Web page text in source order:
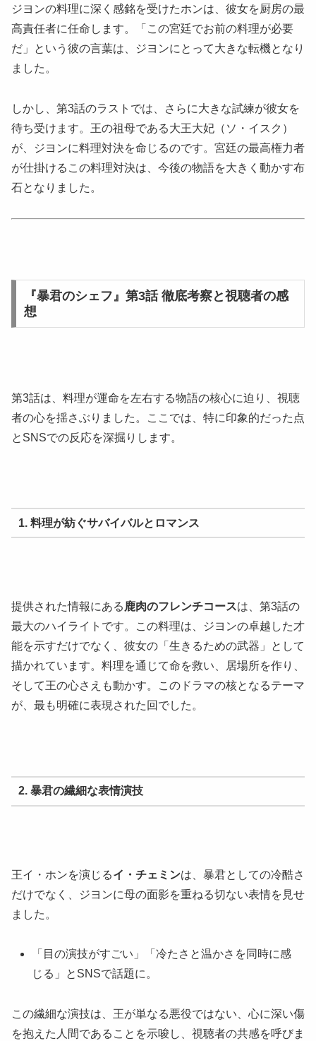
ジヨンの料理に深く感銘を受けたホンは、彼女を厨房の最
高責任者に任命します。「この宮廷でお前の料理が必要
だ」という彼の言葉は、ジヨンにとって大きな転機となり
ました。
しかし、第3話のラストでは、さらに大きな試練が彼女を
待ち受けます。王の祖母である大王大妃（ソ・イスク）
が、ジヨンに料理対決を命じるのです。宮廷の最高権力者
が仕掛けるこの料理対決は、今後の物語を大きく動かす布
石となりました。
『暴君のシェフ』第3話 徹底考察と視聴者の感
想
第3話は、料理が運命を左右する物語の核心に迫り、視聴
者の心を揺さぶりました。ここでは、特に印象的だった点
とSNSでの反応を深掘りします。
1. 料理が紡ぐサバイバルとロマンス
提供された情報にある 鹿肉のフレンチコースは、第3話の
最大のハイライトです。この料理は、ジヨンの卓越した才
能を示すだけでなく、彼女の「生きるための武器」として
描かれています。料理を通じて命を救い、居場所を作り、
そして王の心さえも動かす。このドラマの核となるテーマ
が、最も明確に表現された回でした。
2. 暴君の繊細な表情演技
王イ・ホンを演じるイ・チェミンは、暴君としての冷酷さ
だけでなく、ジヨンに母の面影を重ねる切ない表情を見せ
ました。
「目の演技がすごい」「冷たさと温かさを同時に感
じる」とSNSで話題に。
この繊細な演技は、王が単なる悪役ではない、心に深い傷
を抱えた人間であることを示唆し、視聴者の共感を呼びま